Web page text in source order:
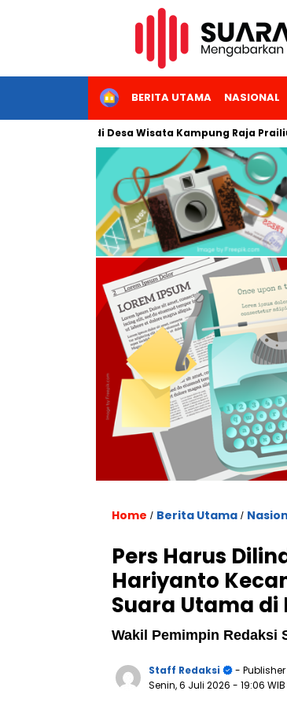
HOMEBERITA UTAMA NASIONAL
Hadir di Desa Wisata Kampung Raja Prailiu,
Home / Berita Utama /
Pers Harus
Hariyanto
Suara Utama
Wakil Pemimpin Redaksi
Staff Redaksi
- Publisher
Senin, 6 Juli 2026 - 19:06 WIB